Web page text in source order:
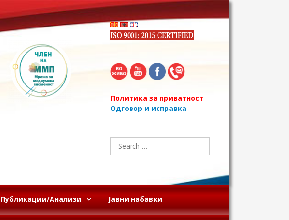
Политика за приватност
Одговор и исправка
Search
for:
Публикации/Анализи Јавни набавки